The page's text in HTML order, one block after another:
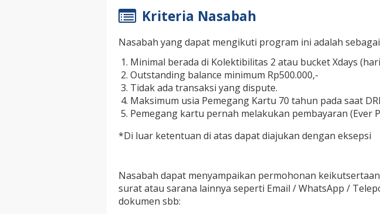
Kriteria Nasabah
Nasabah yang dapat mengikuti program ini adalah
Minimal berada di Kolektibilitas 2 atau bucket Xdays
Outstanding balance minimum Rp500.000,-
Tidak ada transaksi yang dispute.
Maksimum usia Pemegang Kartu 70 tahun pada saat
Pemegang kartu pernah melakukan pembayaran (Ever
*Di luar ketentuan di atas dapat diajukan dengan eksepsi
Nasabah dapat menyampaikan permohonan keikutsertaan
surat atau sarana lainnya seperti Email / WhatsApp /
dokumen sbb: